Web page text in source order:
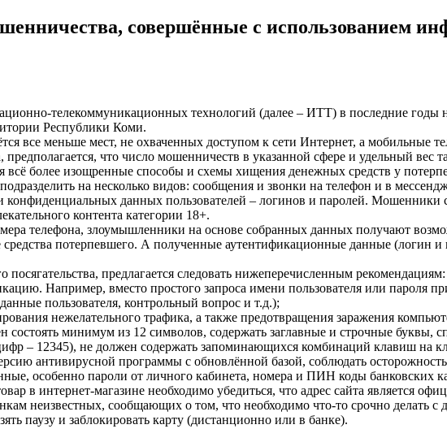
совершённые с использованием
телекоммуникационных технологий (далее – ИТТ) в последние годы
Республики Коми.
все меньше мест, не охваченных доступом к сети Интернет, а мобильные
что число мошенничеств в указанной сфере и удельный вес
всё более изощренные способы и схемы хищения денежных средств у
на несколько видов: сообщения и звонки на телефон и в
конфиденциальных данных пользователей – логинов и паролей. Мошенники
контента категории 18+.
телефона, злоумышленники на основе собранных данных получают
потерпевшего. А полученные аутентификационные данные (логин
предлагается следовать нижеперечисленным рекомендациям:
Например, вместо простого запроса имени пользователя или пароля
пользователя, контрольный вопрос и т.д.);
нежелательного трафика, а также предотвращения заражения
состоять минимум из 12 символов, содержать заглавные и строчные
– 12345), не должен содержать запоминающихся комбинаций клавиш на
антивирусной программы с обновлённой базой, соблюдать
особенно пароли от личного кабинета, номера и ПИН коды
в интернет-магазине необходимо убедиться, что адрес сайта является
неизвестных, сообщающих о том, что необходимо что-то срочно делать
паузу и заблокировать карту (дистанционно или в банке).